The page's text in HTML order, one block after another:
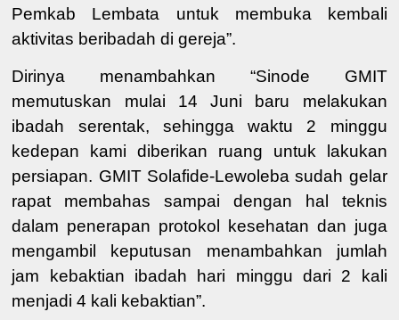
Pemkab Lembata untuk membuka kembali
aktivitas beribadah di gereja”.
Dirinya menambahkan “Sinode GMIT
memutuskan mulai 14 Juni baru melakukan
ibadah serentak, sehingga waktu 2 minggu
kedepan
kami diberikan ruang untuk lakukan
persiapan. GMIT Solafide-Lewolebasudah gelar
rapat membahas sampai dengan hal teknis
dalam penerapan protokol kesehatan dan juga
mengambil keputusan menambahkan jumlah
jam kebaktian ibadah hari minggu dari 2 kali
menjadi 4 kali kebaktian”.